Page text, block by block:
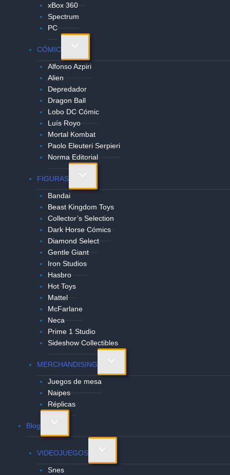
xBox 360
Spectrum
PC
CÓMIC
Alternar
menú
Alfonso Azpiri
Alien
Depredador
Dragon Ball
Lobo DC Cómic
Luís Royo
Mortal Kombat
Paolo Eleuteri Serpieri
Norma Editorial
FIGURAS
Alternar
menú
Bandai
Beast Kingdom Toys
Collector’s Selection
Dark Horse Cómics
Diamond Select
Gentle Giant
Iron Studios
Hasbro
Hot Toys
Mattel
McFarlane
Neca
Prime 1 Studio
Sideshow Collectibles
MERCHANDISING
Alternar
menú
Juegos de mesa
Naipes
Réplicas
Blog
Alternar
menú
hijo
VIDEOJUEGOS
Alternar
menú
Snes